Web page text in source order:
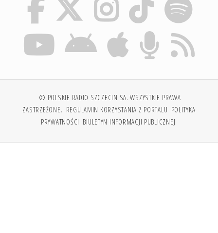
© POLSKIE RADIO SZCZECIN SA. WSZYSTKIE PRAWA
ZASTRZEŻONE. REGULAMIN KORZYSTANIA Z PORTALU POLITYKA
PRYWATNOŚCI BIULETYN INFORMACJI PUBLICZNEJ